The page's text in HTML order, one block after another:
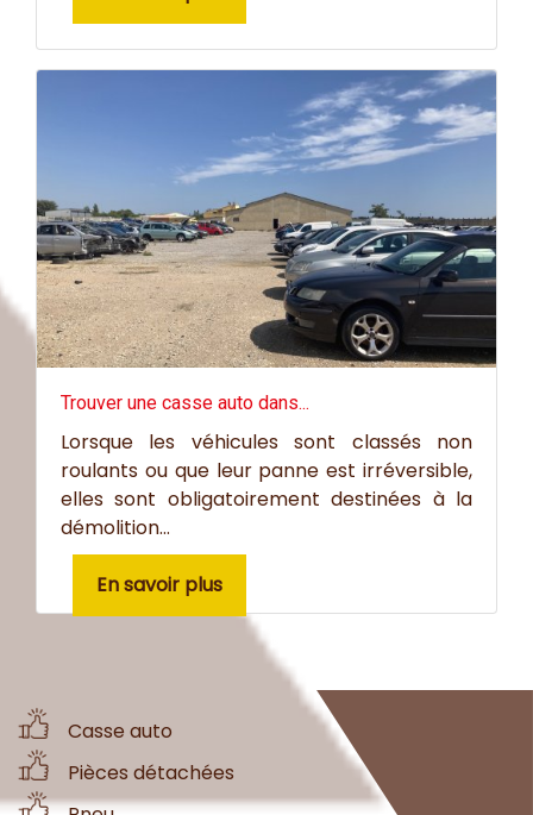
Trouver une casse auto dans...
Lorsque les véhicules sont classés non
roulants ou que leur panne est irréversible,
elles sont obligatoirement destinées à la
démolition...
En savoir plus
Casse auto
Pièces détachées